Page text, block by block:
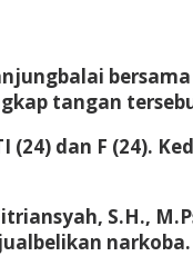
tangan
dan F (24).
S.H.,
narkoba.